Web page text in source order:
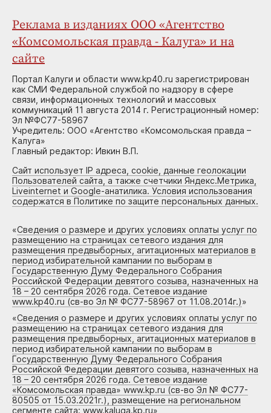
Реклама в изданиях ООО «Агентство
«Комсомольская правда - Калуга» и на
сайте
Портал Калуги и области www.kp40.ru зарегистрирован
как СМИ Федеральной службой по надзору в сфере
связи, информационных технологий и массовых
коммуникаций 11 августа 2014 г. Регистрационный номер:
Эл №ФС77-58967
Учредитель: ООО «Агентство «Комсомольская правда –
Калуга»
Главный редактор: Ивкин В.П.
Сайт использует IP адреса, cookie, данные геолокации
Пользователей сайта, а также счетчики Яндекс.Метрика,
Liveinternet и Google-анатилика. Условия использования
содержатся в Политике по защите персональных данных.
«Сведения о размере и других условиях оплаты услуг по
размещению на страницах сетевого издания для
размещения предвыборных, агитационных материалов в
период избирательной кампании по выборам в
Государственную Думу Федерального Собрания
Российской Федерации девятого созыва, назначенных на
18 – 20 сентября 2026 года. Сетевое издание
www.kp40.ru (св-во Эл № ФС77-58967 от 11.08.2014г.)»
«Сведения о размере и других условиях оплаты услуг по
размещению на страницах сетевого издания для
размещения предвыборных, агитационных материалов в
период избирательной кампании по выборам в
Государственную Думу Федерального Собрания
Российской Федерации девятого созыва, назначенных на
18 – 20 сентября 2026 года. Сетевое издание
«Комсомольская правда» www.kp.ru (св-во Эл № ФС77-
80505 от 15.03.2021г.), размещение на региональном
сегменте сайта: www.kaluga.kp.ru»